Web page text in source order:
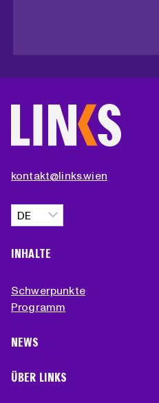
kontakt@links.wien
Sprache
auswählen
INHALTE
Schwerpunkte
Programm
NEWS
ÜBER LINKS